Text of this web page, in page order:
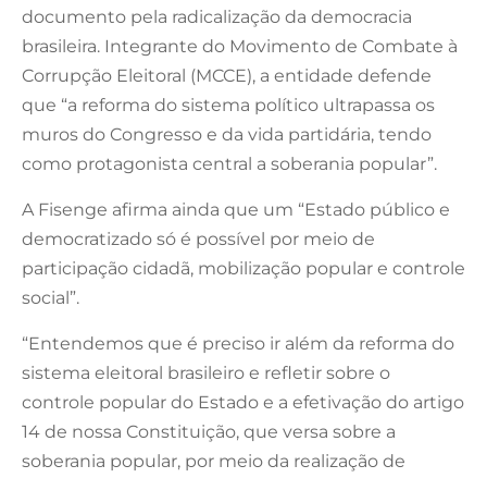
documento pela radicalização da democracia
brasileira. Integrante do Movimento de Combate à
Corrupção Eleitoral (MCCE), a entidade defende
que “a reforma do sistema político ultrapassa os
muros do Congresso e da vida partidária, tendo
como protagonista central a soberania popular”.
A Fisenge afirma ainda que um “Estado público e
democratizado só é possível por meio de
participação cidadã, mobilização popular e controle
social”.
“Entendemos que é preciso ir além da reforma do
sistema eleitoral brasileiro e refletir sobre o
controle popular do Estado e a efetivação do artigo
14 de nossa Constituição, que versa sobre a
soberania popular, por meio da realização de